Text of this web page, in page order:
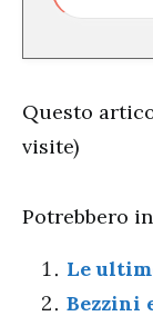
Questo
visite)
Potrebbero
Le
Bezzini